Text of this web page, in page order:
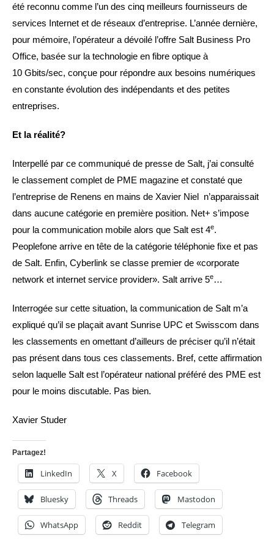
été reconnu comme l’un des cinq meilleurs fournisseurs de
services Internet et de réseaux d’entreprise. L’année dernière,
pour mémoire, l’opérateur a dévoilé l’offre Salt Business Pro
Office, basée sur la technologie en fibre optique à
10 Gbits/sec, conçue pour répondre aux besoins numériques
en constante évolution des indépendants et des petites
entreprises.
Et la réalité?
Interpellé par ce communiqué de presse de Salt, j’ai consulté
le classement complet de PME magazine et constaté que
l’entreprise de Renens en mains de Xavier Niel n’apparaissait
dans aucune catégorie en première position. Net+ s’impose
pour la communication mobile alors que Salt est 4e.
Peoplefone arrive en tête de la catégorie téléphonie fixe et pas
de Salt. Enfin, Cyberlink se classe premier de «corporate
network et internet service provider». Salt arrive 5e…
Interrogée sur cette situation, la communication de Salt m’a
expliqué qu’il se plaçait avant Sunrise UPC et Swisscom dans
les classements en omettant d’ailleurs de préciser qu’il n’était
pas présent dans tous ces classements. Bref, cette affirmation
selon laquelle Salt est l’opérateur national préféré des PME est
pour le moins discutable. Pas bien.
Xavier Studer
Partagez!
LinkedIn X Facebook
Bluesky Threads Mastodon
WhatsApp Reddit Telegram